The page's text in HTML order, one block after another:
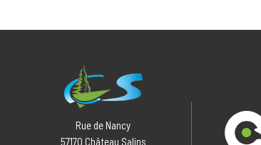
Rue de Nancy
57170 Château Salins